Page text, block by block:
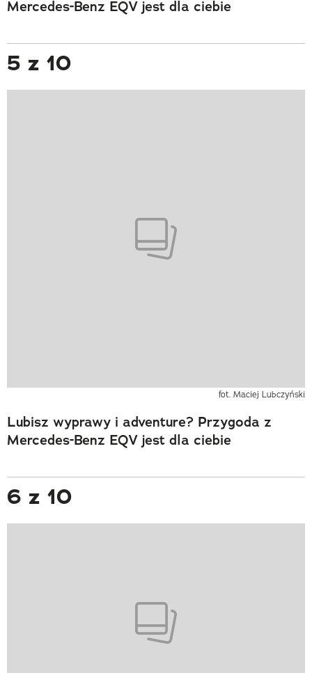
Mercedes-Benz EQV jest dla ciebie
5 z 10
fot. Maciej Lubczyński
Lubisz wyprawy i adventure? Przygoda z
Mercedes-Benz EQV jest dla ciebie
6 z 10